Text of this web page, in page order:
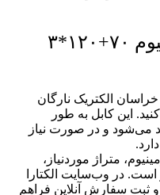
قیمت و خرید کابل آلومینیوم ۷۰+۱۲۰*۳
برای خرید کابل آلومینیوم ۷۰+۱۲۰*۳ خراسان الکتریک نارگان
این کابل به طور
می‌شود و در صورت نیاز
متراژ موردنیاز،
است. در وب‌سایت الکتارا
سفارش آنلاین فراهم